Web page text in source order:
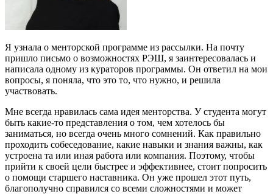
Я узнала о менторской программе из рассылки. На почту
пришло письмо о возможностях РЭШ, я заинтересовалась и
написала одному из кураторов программы. Он ответил на мои
вопросы, я поняла, что это то, что нужно, и решила
участвовать.
Мне всегда нравилась сама идея менторства. У студента могут
быть какие-то представления о том, чем хотелось бы
заниматься, но всегда очень много сомнений. Как правильно
проходить собеседование, какие навыки и знания важны, как
устроена та или иная работа или компания. Поэтому, чтобы
прийти к своей цели быстрее и эффективнее, стоит попросить
о помощи старшего наставника. Он уже прошел этот путь,
благополучно справился со всеми сложностями и может